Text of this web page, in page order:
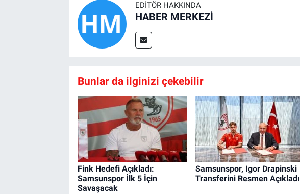
EDITÖR HAKKINDA
HABER MERKEZİ
Bunlar da ilginizi çekebilir
Fink Hedefi Açıkladı:
Samsunspor İlk 5 İçin
Savaşacak
Samsunspor, Igor Drapinski
Transferini Resmen Açıkladı